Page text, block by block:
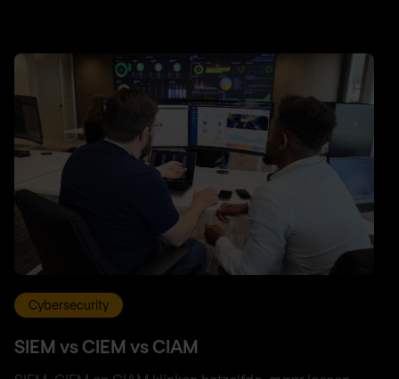
Cybersecurity
SIEM vs CIEM vs CIAM